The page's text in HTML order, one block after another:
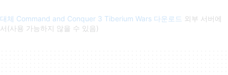
대체 Command and Conquer 3 Tiberium Wars 다운로드 외부 서버에
서(사용 가능하지 않을 수 있음)